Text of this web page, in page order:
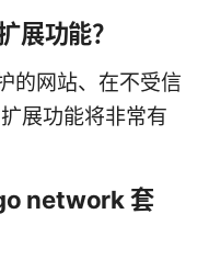
展功能？
的网站、在不受信
展功能将非常有
network 套